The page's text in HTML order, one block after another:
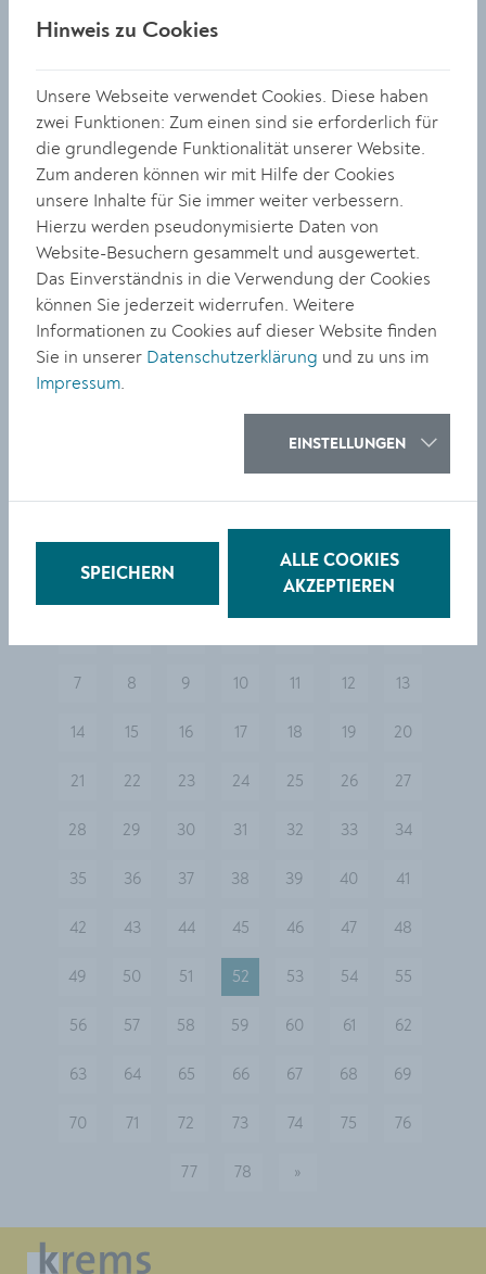
BILDUNG
Leselust für Jugend
fördern
Dalia Blauensteiner in der
vorherige
7 8 9 10 11 12 13
14 15 16 17 18 19 20
21 22 23 24 25 26 27
28 29 30 31 32 33 34
35 36 37 38 39 40 41
42 43 44 45 46 47 48
49 50 51 52 53 54 55
56 57 58 59 60 61 62
63 64 65 66 67 68 69
70 71 72 73 74 75 76
77 78 »
Hinweis zu Cookies
Unsere Webseite verwendet Cookies. Diese haben
zwei Funktionen: Zum einen sind sie erforderlich für
die grundlegende Funktionalität unserer Website.
Zum anderen können wir mit Hilfe der Cookies
unsere Inhalte für Sie immer weiter verbessern.
Hierzu werden pseudonymisierte Daten von
Website-Besuchern gesammelt und ausgewertet.
Das Einverständnis in die Verwendung der Cookies
können Sie jederzeit widerrufen. Weitere
Informationen zu Cookies auf dieser Website finden
Sie in unserer Datenschutzerklärung und zu uns im
Impressum.
EINSTELLUNGEN
SPEICHERN
ALLE COOKIES
AKZEPTIEREN